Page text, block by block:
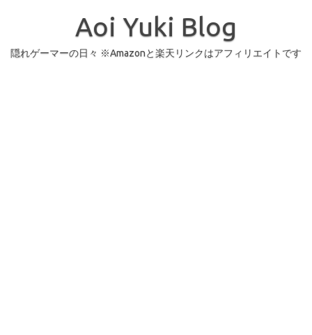
Aoi Yuki Blog
隠れゲーマーの日々 ※Amazonと楽天リンクはアフィリエイトです